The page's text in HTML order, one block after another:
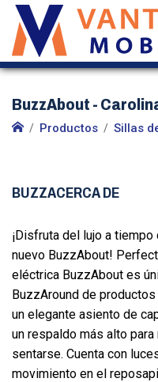
BuzzAbout -
Productos Sillas
BUZZACERCA DE
¡Disfruta del lujo a
nuevo BuzzAbout!
eléctrica BuzzAbout es
BuzzAround de
un elegante asiento de
un respaldo más alto
sentarse. Cuenta con
movimiento en el